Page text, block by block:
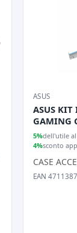
ASUS
ASUS
GAMING
ARGB,
5%dell'utile al
4%sconto
CASE
EAN